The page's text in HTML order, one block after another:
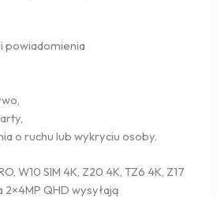
powiadomienia
o ruchu lub wykryciu osoby.
W10 SIM 4K, Z20 4K, TZ6 4K, Z17
2×4MP QHD wysyłają